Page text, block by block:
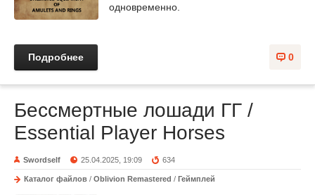
одновременно.
0
Подробнее
Бессмертные лошади ГГ /
Essential Player Horses
Swordself 25.04.2025, 19:09 634
Каталог файлов / Oblivion Remastered / Геймплей